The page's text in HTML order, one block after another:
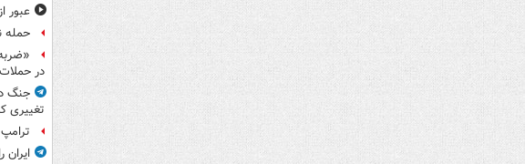
عبور
حمله
در حملات
جنگ
تغییری